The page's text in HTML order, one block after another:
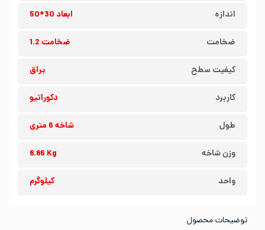
اندازه ابعاد 30*50
ضخامت ضخامت 1.2
کیفیت سطح براق
کاربرد دکوراتیو
طول شاخه 6 متری
وزن شاخه 8.86 Kg
واحد کیلوگرم
توضیحات محصول